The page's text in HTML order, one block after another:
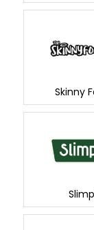
Skinny